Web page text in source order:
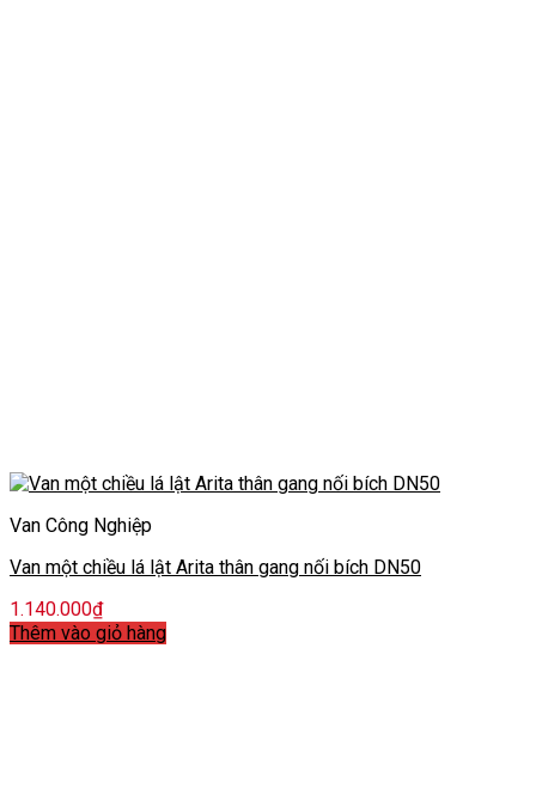
Van Công Nghiệp
Van một chiều lá lật Arita thân gang nối bích DN50
1.140.000₫
Thêm vào giỏ hàng